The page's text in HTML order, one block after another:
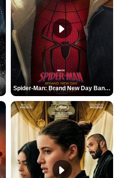
Spider-Man: Brand New Day Bande-annonce VO STFR